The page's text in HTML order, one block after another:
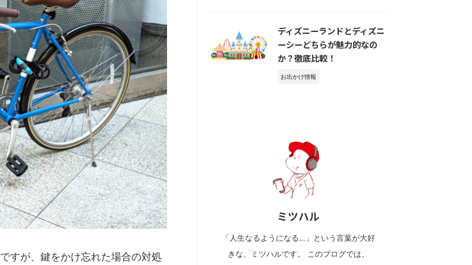
すが、鍵をかけ忘れた場合の対処
ディズニーランドとディズニ
ーシーどちらが魅力的なの
か？徹底比較！
お出かけ情報
ミツハル
「人生なるようになる…」という言葉が大好
きな、ミツハルです。 このブログでは、